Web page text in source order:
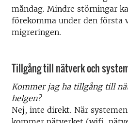
måndag. Mindre störningar
förekomma under den första
migreringen.
Tillgång till nätverk och
Kommer jag ha tillgång till
helgen?
Nej, inte direkt. När